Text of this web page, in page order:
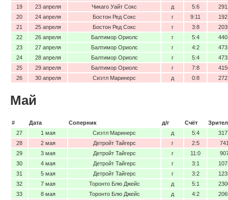
19
23 апреля Чикаго Уайт Сокс д 5:6
20
24 апреля Бостон Ред Сокс г 9:11
21
25 апреля Бостон Ред Сокс г 3:8
22
26 апреля Балтимор Ориолс г 5:4
23
27 апреля Балтимор Ориолс г 4:2
24
28 апреля Балтимор Ориолс г 5:4
25
29 апреля Балтимор Ориолс г 7:8
26
30 апреля Сиэтл Маринерс д 0:8
Май
# Дата Соперник д/г Счёт
27
1 мая Сиэтл Маринерс д 5:4
28
2 мая Детройт Тайгерс г 2:5
29
3 мая Детройт Тайгерс г 11:0
30
4 мая Детройт Тайгерс г 3:1
31
5 мая Детройт Тайгерс г 3:2
32
7 мая Торонто Блю Джейс д 5:1
33
8 мая Торонто Блю Джейс д 4:2